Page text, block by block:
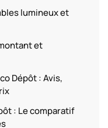
lumineux et
et
Dépôt : Avis,
: Le comparatif